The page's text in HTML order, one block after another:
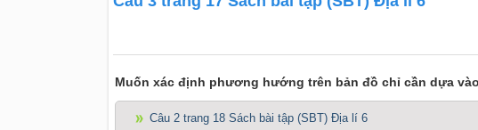
Muốn xác định phương hướng trên bản đồ chỉ cần dựa
Câu 2 trang 18 Sách bài tập (SBT) Địa lí 6